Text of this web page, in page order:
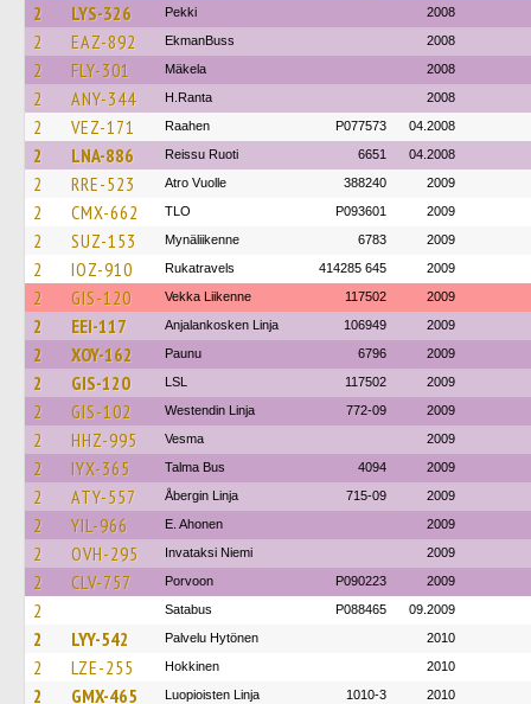
2 LYS-326 Pekki 2008
2 EAZ-892 EkmanBuss 2008
2 FLY-301 Mäkela 2008
2 ANY-344 H.Ranta 2008
2 VEZ-171 Raahen P077573 04.2008
2 LNA-886 Reissu Ruoti 6651 04.2008
2 RRE-523 Atro Vuolle 388240 2009
2 CMX-662 TLO P093601 2009
2 SUZ-153 Mynäliikenne 6783 2009
2 IOZ-910 Rukatravels 414285 645 2009
2 GIS-120 Vekka Liikenne 117502 2009
2 EEI-117 Anjalankosken Linja 106949 2009
2 XOY-162 Paunu 6796 2009
2 GIS-120 LSL 117502 2009
2 GIS-102 Westendin Linja 772-09 2009
2 HHZ-995 Vesma 2009
2 IYX-365 Talma Bus 4094 2009
2 ATY-557 Åbergin Linja 715-09 2009
2 YIL-966 E. Ahonen 2009
2 OVH-295 Invataksi Niemi 2009
2 CLV-757 Porvoon P090223 2009
2 Satabus P088465 09.2009
2 LYY-542 Palvelu Hytönen 2010
2 LZE-255 Hokkinen 2010
2 GMX-465 Luopioisten Linja 1010-3 2010